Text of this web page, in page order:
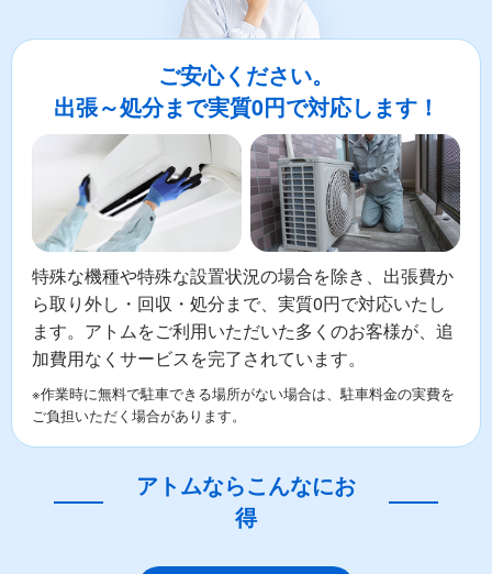
ご安心ください。
出張～処分まで実質0円で対応します！
特殊な機種や特殊な設置状況の場合を除き、出張費か
ら取り外し・回収・処分まで、実質0円で対応いたし
ます。アトムをご利用いただいた多くのお客様が、追
加費用なくサービスを完了されています。
※作業時に無料で駐車できる場所がない場合は、駐車料金の実費を
ご負担いただく場合があります。
アトムならこんなにお
得